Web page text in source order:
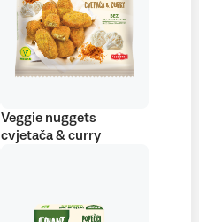
Veggie nuggets
cvjetača & curry